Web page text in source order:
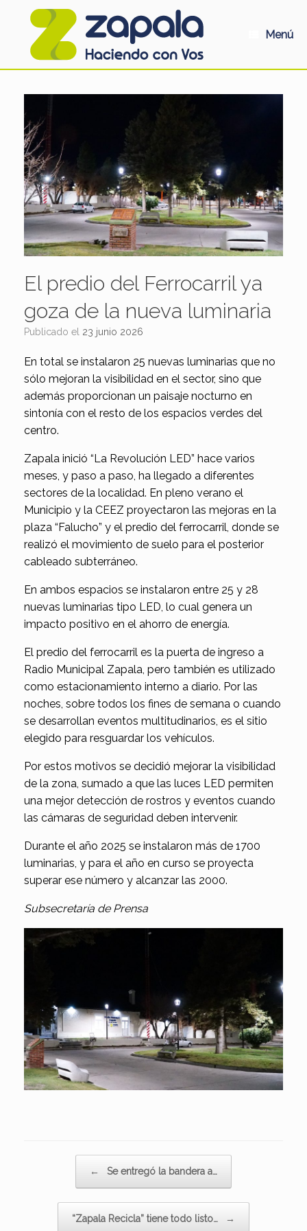
Menú
El predio del Ferrocarril ya
goza de la nueva luminaria
Publicado el 23 junio 2026
En total se instalaron 25 nuevas luminarias que no
sólo mejoran la visibilidad en el sector, sino que
además proporcionan un paisaje nocturno en
sintonía con el resto de los espacios verdes del
centro.
Zapala inició “La Revolución LED” hace varios
meses, y paso a paso, ha llegado a diferentes
sectores de la localidad. En pleno verano el
Municipio y la CEEZ proyectaron las mejoras en la
plaza “Falucho” y el predio del ferrocarril, donde se
realizó el movimiento de suelo para el posterior
cableado subterráneo.
En ambos espacios se instalaron entre 25 y 28
nuevas luminarias tipo LED, lo cual genera un
impacto positivo en el ahorro de energía.
El predio del ferrocarril es la puerta de ingreso a
Radio Municipal Zapala, pero también es utilizado
como estacionamiento interno a diario. Por las
noches, sobre todos los fines de semana o cuando
se desarrollan eventos multitudinarios, es el sitio
elegido para resguardar los vehículos.
Por estos motivos se decidió mejorar la visibilidad
de la zona, sumado a que las luces LED permiten
una mejor detección de rostros y eventos cuando
las cámaras de seguridad deben intervenir.
Durante el año 2025 se instalaron más de 1700
luminarias, y para el año en curso se proyecta
superar ese número y alcanzar las 2000.
Subsecretaría de Prensa
← Se entregó la bandera a…
“Zapala Recicla” tiene todo listo… →